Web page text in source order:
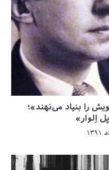
را بنیاد می‌نهند»؛
اِلوار»